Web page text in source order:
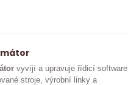
vyvíjí a upravuje řídicí software
stroje, výrobní linky a